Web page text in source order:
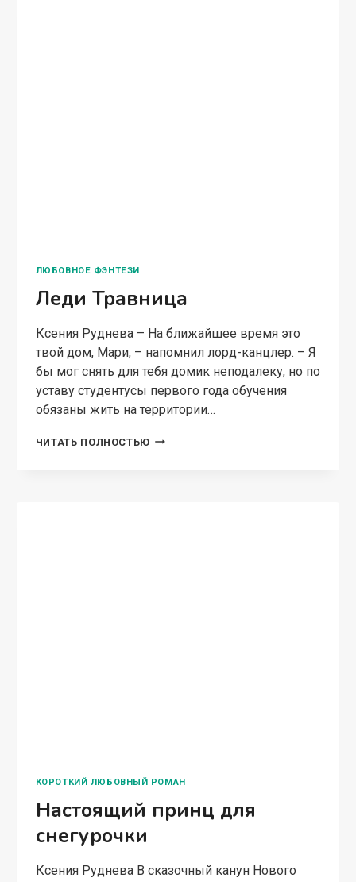
ЛЮБОВНОЕ ФЭНТЕЗИ
Леди Травница
Ксения Руднева – На ближайшее время это
твой дом, Мари, – напомнил лорд-канцлер. – Я
бы мог снять для тебя домик неподалеку, но по
уставу студентусы первого года обучения
обязаны жить на территории…
ЧИТАТЬ ПОЛНОСТЬЮ ЛЕДИ
КОРОТКИЙ ЛЮБОВНЫЙ РОМАН
Настоящий принц для
снегурочки
Ксения Руднева В сказочный канун Нового